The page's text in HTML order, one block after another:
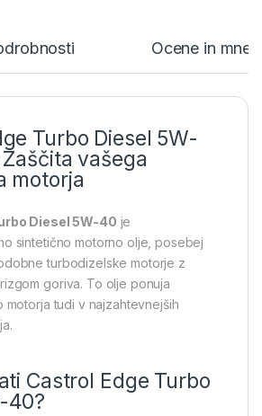
Ocene in
Turbo Diesel 5W-
vašega
motorja
Diesel 5W-40 je
sintetično motorno olje, posebej
turbodizelske motorje z
goriva. To olje ponuja
motorja tudi v najzahtevnejših
Castrol Edge Turbo
40?